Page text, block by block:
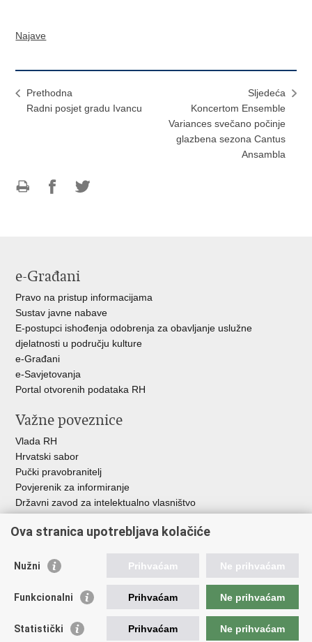
Najave
Prethodna
Radni posjet gradu Ivancu
Sljedeća
Koncertom Ensemble
Variances svečano počinje
glazbena sezona Cantus
Ansambla
e-Građani
Pravo na pristup informacijama
Sustav javne nabave
E-postupci ishođenja odobrenja za obavljanje uslužne
djelatnosti u području kulture
e-Građani
e-Savjetovanja
Portal otvorenih podataka RH
Važne poveznice
Vlada RH
Hrvatski sabor
Pučki pravobranitelj
Povjerenik za informiranje
Državni zavod za intelektualno vlasništvo
HAKOM
Ostale poveznice
Hrvatski audiovizualni centar
Creative Europe
Ova stranica upotrebljava kolačiće
Nužni Prihvaćam Ne prihvaćam
Funkcionalni Prihvaćam Ne prihvaćam
Statistički Prihvaćam Ne prihvaćam